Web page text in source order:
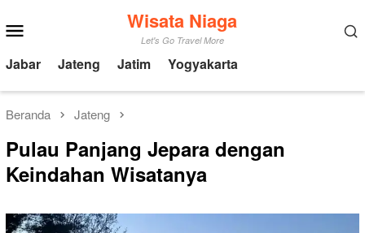
ke
Mobile
Wisata Niaga
Let's Go Travel More
Jabar Jateng Jatim Yogyakarta
Beranda Jateng
Pulau Panjang Jepara dengan
Keindahan Wisatanya